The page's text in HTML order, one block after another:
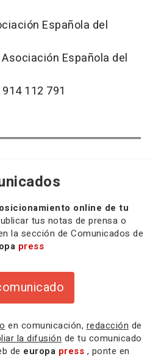
Española del
Española del
112 791
online de tu
tus notas de prensa o
la sección de Comunicados de
press
en comunicación, redacción de
la difusión de tu comunicado
de europa press , ponte en